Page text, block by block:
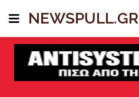
NEWSPULL.GR